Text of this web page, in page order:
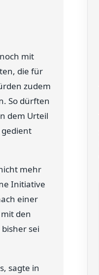
mit
die für
zudem
So dürften
dem Urteil
gedient
mehr
Initiative
einer
den
sei
sagte in